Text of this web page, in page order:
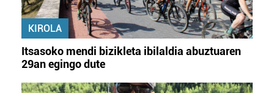
KIROLA
Itsasoko mendi bizikleta ibilaldia abuztuaren
29an egingo dute